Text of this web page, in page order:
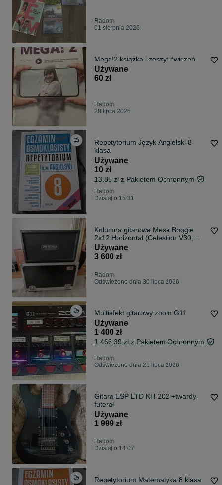
Radom
01 sierpnia 2026
Mega!2 książka i zeszyt ćwiczeń
Używane
60 zł
Radom
28 lipca 2026
Repetytorium Język Angielski 8
klasa
Używane
10 zł
13,85 zł z Pakietem Ochronnym
Radom
Dzisiaj o 15:31
Kolumna gitarowa Mesa Boogie
2x12 Horizontal (Celestion V30,
120W)
Używane
3 600 zł
Radom
Odświeżono dnia 30 lipca 2026
Multiefekt gitarowy zoom G11
Używane
1 400 zł
1 468,39 zł z Pakietem Ochronnym
Radom
Odświeżono dnia 21 lipca 2026
Gitara ESP LTD KH-202 +twardy
futerał
Używane
1 999 zł
Radom
Dzisiaj o 14:07
Repetytorium Matematyka 8 klasa